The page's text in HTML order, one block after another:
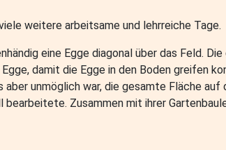
weitere arbeitsame und lehrreiche Tage.
eine Egge diagonal über das Feld.
damit die Egge in den Boden greifen
unmöglich war, die gesamte Fläche
Zusammen mit ihrer